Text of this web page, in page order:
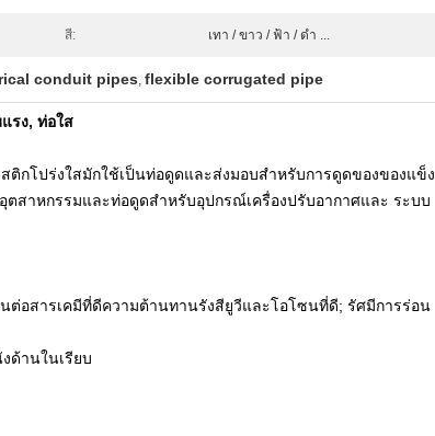
สี: เทา / ขาว / ฟ้า / ดำ ...
conduit pipes, flexible corrugated pipe
รง, ท่อใส
กโปร่งใสมักใช้เป็นท่อดูดและส่งมอบสำหรับการดูดของของแข็ง
ตสาหกรรมและท่อดูดสำหรับอุปกรณ์เครื่องปรับอากาศและ ระบบ
อสารเคมีที่ดีความต้านทานรังสียูวีและโอโซนที่ดี; รัศมีการร่อน
ด้านในเรียบ